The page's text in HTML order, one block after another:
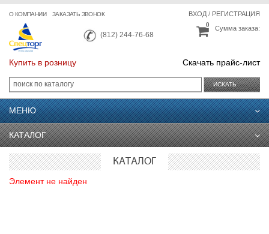
О КОМПАНИИ ЗАКАЗАТЬ ЗВОНОК
(812) 244-76-68
ВХОД/ РЕГИСТРАЦИЯ
Сумма заказа:
0
Купить в розницу Скачать прайс-лист
ИСКАТЬ
МЕНЮ
КАТАЛОГ
КАТАЛОГ
Элемент не найден